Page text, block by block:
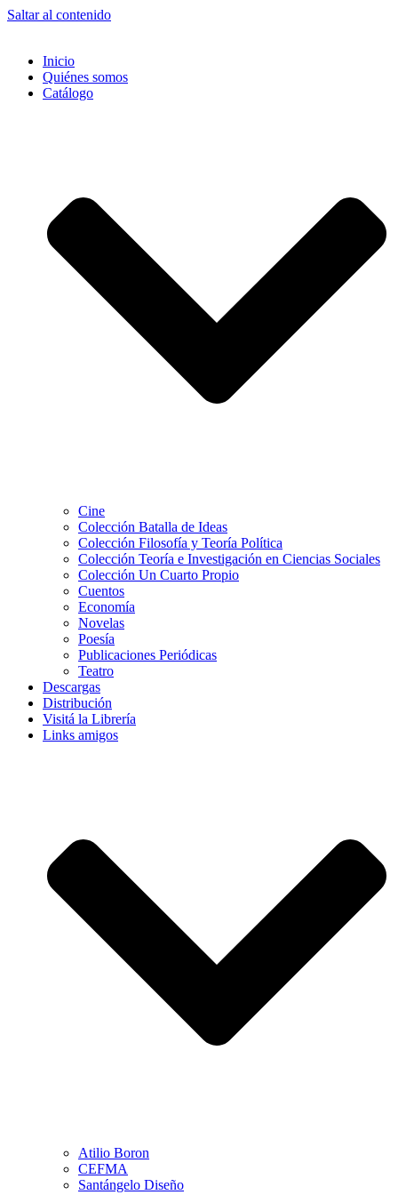
Saltar al contenido
Inicio
Quiénes somos
Catálogo
Cine
Colección Batalla de Ideas
Colección Filosofía y Teoría Política
Colección Teoría e Investigación en Ciencias Sociales
Colección Un Cuarto Propio
Cuentos
Economía
Novelas
Poesía
Publicaciones Periódicas
Teatro
Descargas
Distribución
Visitá la Librería
Links amigos
Atilio Boron
CEFMA
Santángelo Diseño